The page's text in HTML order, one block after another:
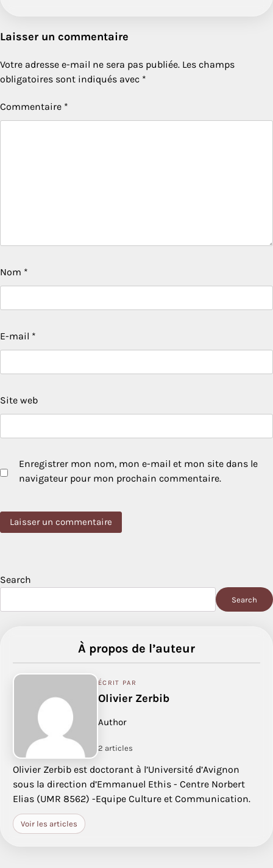
Laisser un commentaire
Votre adresse e-mail ne sera pas publiée. Les champs
obligatoires sont indiqués avec *
Commentaire *
Nom *
E-mail *
Site web
Enregistrer mon nom, mon e-mail et mon site dans le
navigateur pour mon prochain commentaire.
Search
Search
À propos de l’auteur
ÉCRIT PAR
Olivier Zerbib
Author
2 articles
Olivier Zerbib est doctorant à l’Université d’Avignon
sous la direction d’Emmanuel Ethis - Centre Norbert
Elias (UMR 8562) -Equipe Culture et Communication.
Voir les articles